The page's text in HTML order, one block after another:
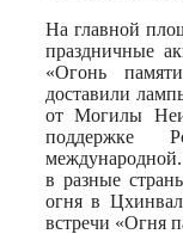
На главной
праздничные
«Огонь
доставили
от Могилы
поддержке
в разные
огня в
встречи «Огня